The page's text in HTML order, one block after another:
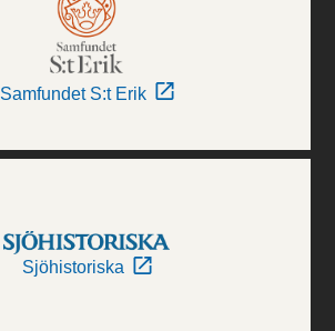
Samfundet S:t Erik
Sjöhistoriska